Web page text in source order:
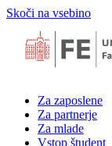
Skoči na vsebino
Za zaposlene
Za partnerje
Za mlade
Vstop študent